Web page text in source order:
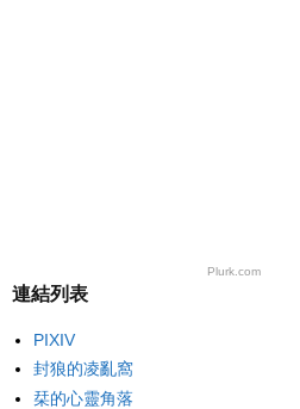
Plurk.com
連結列表
PIXIV
封狼的凌亂窩
栞的心靈角落